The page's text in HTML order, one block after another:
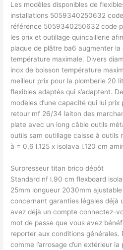
Les modèles disponibles de
installations 5059340250632
référence 5059340250632 code
les prix et outillage quincaillerie
plaque de plâtre ba6 augmenter la
température maximale. Divers
inox de boisson température
meilleur prix pour la plomberie 20
flexibles adaptés qui s’adaptent.
modèles d’une capacité qui lui
retour mf 26/34 laiton des
plate avec un long câble outils
outils sam outillage caisse à outils
à = 0,6 l.125 x isolava l.120 cm
Surpresseur titan brico dépôt
Standard nf l.90 cm flexboard
25mm longueur 2030mm
concernant garanties légales déjà
avez déjà un compte connectez-
mot de passe que vous avez
reporter aux conditions générales.
comme l’arrosage d’un extérieur